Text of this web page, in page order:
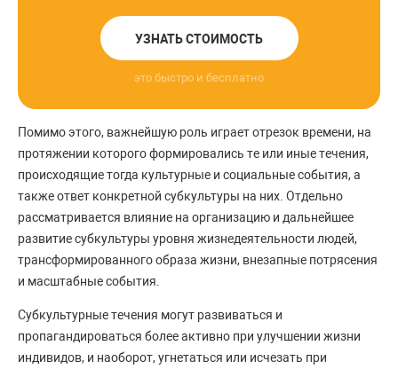
УЗНАТЬ СТОИМОСТЬ
это быстро и бесплатно
Помимо этого, важнейшую роль играет отрезок времени, на
протяжении которого формировались те или иные течения,
происходящие тогда культурные и социальные события, а
также ответ конкретной субкультуры на них. Отдельно
рассматривается влияние на организацию и дальнейшее
развитие субкультуры уровня жизнедеятельности людей,
трансформированного образа жизни, внезапные потрясения
и масштабные события.
Субкультурные течения могут развиваться и
пропагандироваться более активно при улучшении жизни
индивидов, и наоборот, угнетаться или исчезать при